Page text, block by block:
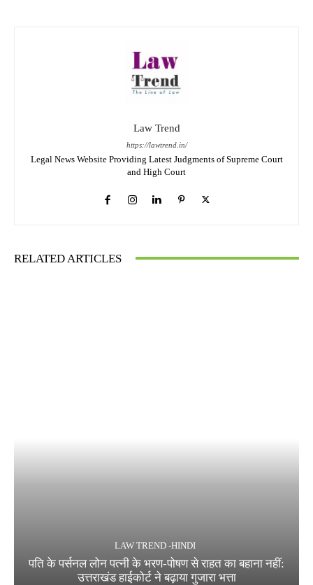
Law Trend
https://lawtrend.in/
Legal News Website Providing Latest Judgments of Supreme Court
and High Court
RELATED ARTICLES
LAW TREND -HINDI
पति के पर्सनल लोन पत्नी के भरण-पोषण से राहत का बहाना नहीं:
उत्तराखंड हाईकोर्ट ने बढ़ाया गुजारा भत्ता